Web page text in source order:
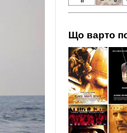
Що варто